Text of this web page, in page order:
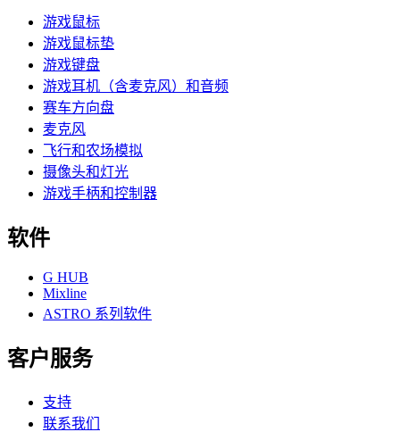
游戏鼠标
游戏鼠标垫
游戏键盘
游戏耳机（含麦克风）和音频
赛车方向盘
麦克风
飞行和农场模拟
摄像头和灯光
游戏手柄和控制器
软件
G HUB
Mixline
ASTRO 系列软件
客户服务
支持
联系我们